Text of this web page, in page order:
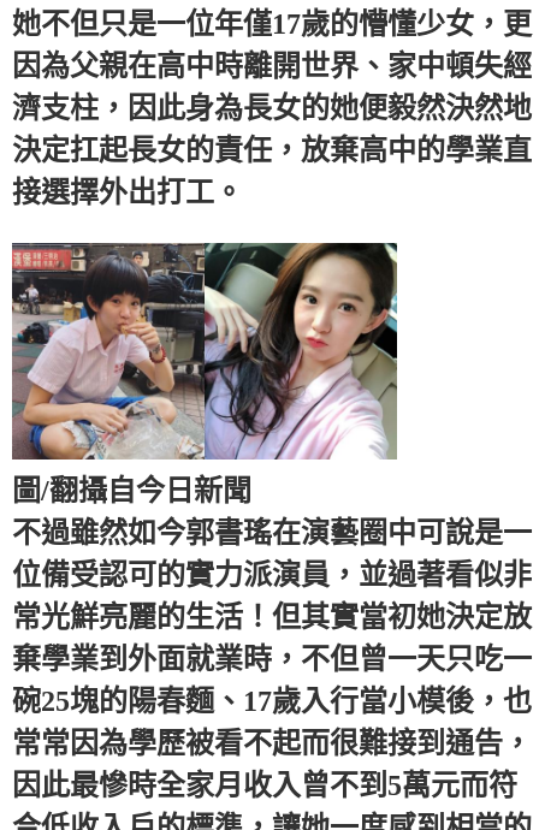
她不但只是一位年僅17歲的懵懂少女，更
因為父親在高中時離開世界、家中頓失經
濟支柱，因此身為長女的她便毅然決然地
決定扛起長女的責任，放棄高中的學業直
接選擇外出打工。
圖/翻攝自今日新聞
不過雖然如今郭書瑤在演藝圈中可說是一
位備受認可的實力派演員，並過著看似非
常光鮮亮麗的生活！但其實當初她決定放
棄學業到外面就業時，不但曾一天只吃一
碗25塊的陽春麵、17歲入行當小模後，也
常常因為學歷被看不起而很難接到通告，
因此最慘時全家月收入曾不到5萬元而符